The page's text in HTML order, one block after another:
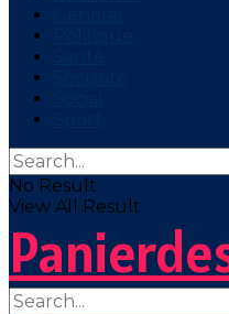
No Result
View All Result